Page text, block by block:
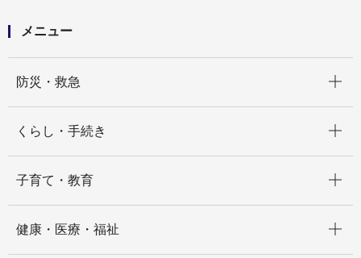
メニュー
防災・救急
くらし・手続き
子育て・教育
健康・医療・福祉